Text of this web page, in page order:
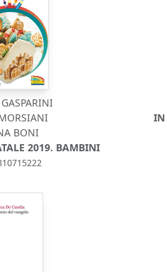
BONI
2019. BAMBINI
IN